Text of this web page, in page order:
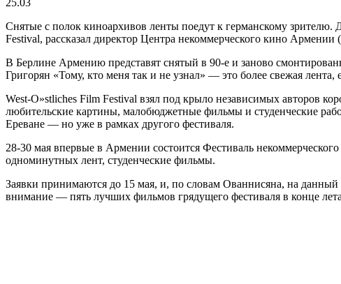
Снятые с полок киноархивов ленты поедут к германскому
Festival, рассказал директор Центра некоммерческого кино
В Берлине Армению представят снятый в 90-е и заново
Григорян «Тому, кто меня так и не узнал» — это более свежая лента,
West-O»stliches Film Festival взял под крыло независимых авторов
любительские картины, малобюджетные фильмы и студенческие
Ереване — но уже в рамках другого фестиваля.
28-30 мая впервые в Армении состоится Фестиваль
одноминутных лент, студенческие фильмы.
Заявки принимаются до 15 мая, и, по словам Ованнисяна, на
внимание — пять лучших фильмов грядущего фестиваля в конце